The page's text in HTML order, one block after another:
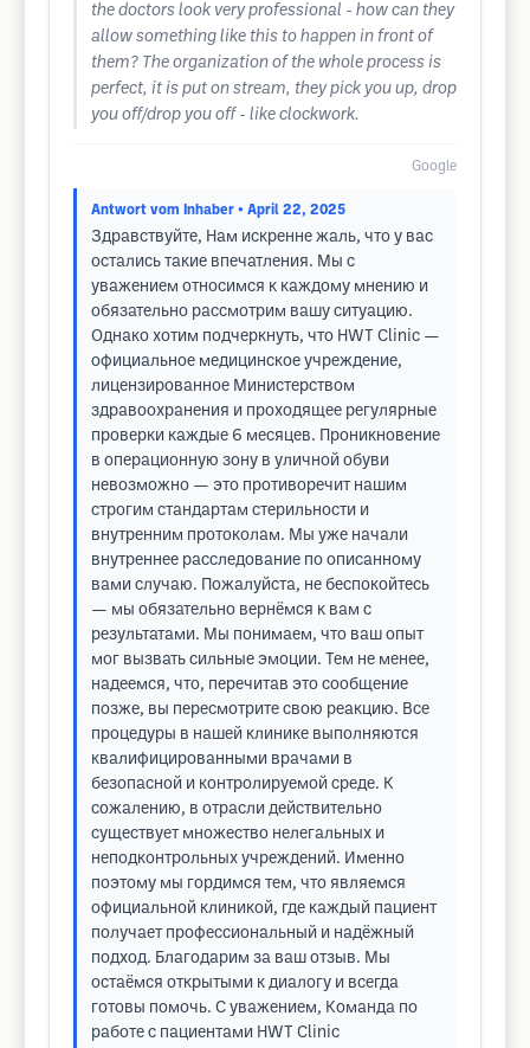
the doctors look very professional - how can they
allow something like this to happen in front of
them? The organization of the whole process is
perfect, it is put on stream, they pick you up, drop
you off/drop you off - like clockwork.
Google
Antwort vom Inhaber • April 22, 2025
Здравствуйте, Нам искренне жаль, что у вас
остались такие впечатления. Мы с
уважением относимся к каждому мнению и
обязательно рассмотрим вашу ситуацию.
Однако хотим подчеркнуть, что HWT Clinic —
официальное медицинское учреждение,
лицензированное Министерством
здравоохранения и проходящее регулярные
проверки каждые 6 месяцев. Проникновение
в операционную зону в уличной обуви
невозможно — это противоречит нашим
строгим стандартам стерильности и
внутренним протоколам. Мы уже начали
внутреннее расследование по описанному
вами случаю. Пожалуйста, не беспокойтесь
— мы обязательно вернёмся к вам с
результатами. Мы понимаем, что ваш опыт
мог вызвать сильные эмоции. Тем не менее,
надеемся, что, перечитав это сообщение
позже, вы пересмотрите свою реакцию. Все
процедуры в нашей клинике выполняются
квалифицированными врачами в
безопасной и контролируемой среде. К
сожалению, в отрасли действительно
существует множество нелегальных и
неподконтрольных учреждений. Именно
поэтому мы гордимся тем, что являемся
официальной клиникой, где каждый пациент
получает профессиональный и надёжный
подход. Благодарим за ваш отзыв. Мы
остаёмся открытыми к диалогу и всегда
готовы помочь. С уважением, Команда по
работе с пациентами HWT Clinic